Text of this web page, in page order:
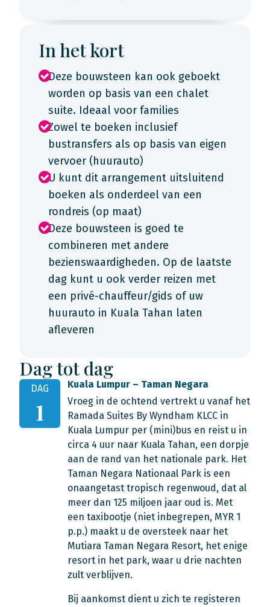
In het kort
Deze bouwsteen kan ook geboekt
worden op basis van een chalet
suite. Ideaal voor families
Zowel te boeken inclusief
bustransfers als op basis van eigen
vervoer (huurauto)
U kunt dit arrangement uitsluitend
boeken als onderdeel van een
rondreis (op maat)
Deze bouwsteen is goed te
combineren met andere
bezienswaardigheden. Op de laatste
dag kunt u ook verder reizen met
een privé-chauffeur/gids of uw
huurauto in Kuala Tahan laten
afleveren
Dag tot dag
DAG
1
Kuala Lumpur – Taman Negara
Vroeg in de ochtend vertrekt u vanaf het
Ramada Suites By Wyndham KLCC in
Kuala Lumpur per (mini)bus en reist u in
circa 4 uur naar Kuala Tahan, een dorpje
aan de rand van het nationale park. Het
Taman Negara Nationaal Park is een
onaangetast tropisch regenwoud, dat al
meer dan 125 miljoen jaar oud is. Met
een taxibootje (niet inbegrepen, MYR 1
p.p.) maakt u de oversteek naar het
Mutiara Taman Negara Resort, het enige
resort in het park, waar u drie nachten
zult verblijven.
Bij aankomst dient u zich te registeren